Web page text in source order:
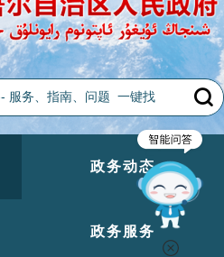
政务动态
政务服务